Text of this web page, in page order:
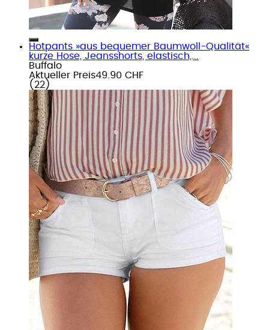
Hotpants »aus bequemer Baumwoll-Qualität«
kurze Hose, Jeansshorts, elastisch,...
Buffalo
Aktueller Preis49.90 CHF
( 22 )